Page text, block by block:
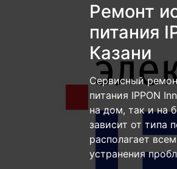
Ремонт
питания
Казани
Сервисный
питания IPPON
на дом, так и на
зависит от типа
располагает
устранения